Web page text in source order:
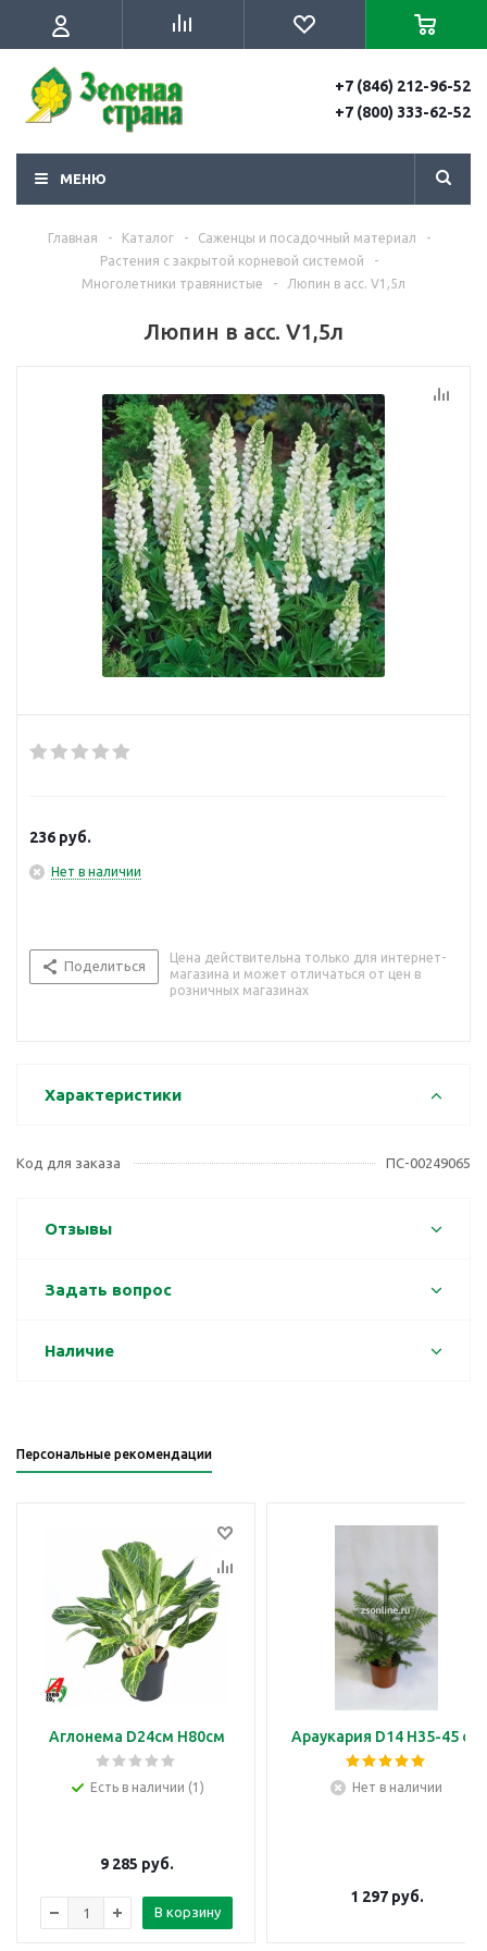
+7 (846) 212-96-52
+7 (800) 333-62-52
МЕНЮ
Главная - Каталог - Саженцы и посадочный материал
-
Растения с закрытой корневой системой
-
Многолетники травянистые
- Люпин в асс. V1,5л
Люпин в асс. V1,5л
236 руб.
Нет в наличии
Поделиться
Цена действительна только для интернет-
магазина и может отличаться от цен в
розничных магазинах
Характеристики
Код для заказа ПС-00249065
Отзывы
Задать вопрос
Наличие
Персональные рекомендации
Аглонема D24см H80см
Есть в наличии (1)
9 285 руб.
В корзину
Араукария D14 H35-45 см
Нет в наличии
1 297руб.